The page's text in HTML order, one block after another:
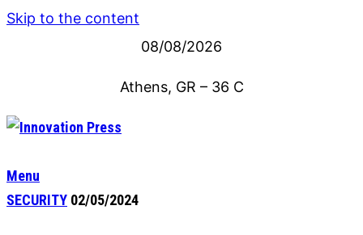
Skip to the content
08/08/2026
Athens, GR – 36 C
Menu
SECURITY 02/05/2024